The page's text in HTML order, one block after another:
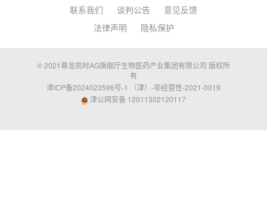
联系我们 谈判公告
意见反馈
法律声明
隐私保护
© 2021尊龙凯时AG旗舰厅生物医药产业集团有限公司 版权所
有
津ICP备2024023596号-1 （津）-非经营性-2021-0019
津公网安备 12011302120117